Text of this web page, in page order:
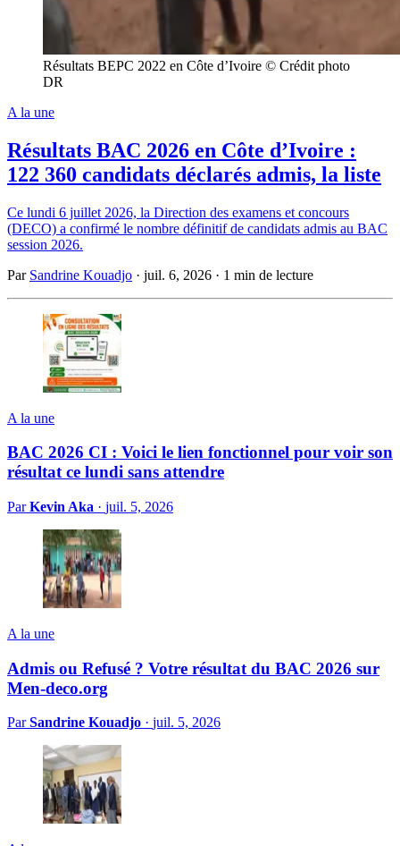
Résultats BEPC 2022 en Côte d’Ivoire © Crédit photo
DR
A la une
Résultats BAC 2026 en Côte d’Ivoire :
122 360 candidats déclarés admis, la liste
Ce lundi 6 juillet 2026, la Direction des examens et concours
(DECO) a confirmé le nombre définitif de candidats admis au BAC
session 2026.
Par Sandrine Kouadjo · juil. 6, 2026 · 1 min de lecture
A la une
BAC 2026 CI : Voici le lien fonctionnel pour voir son
résultat ce lundi sans attendre
ParKevin Aka · juil. 5, 2026
A la une
Admis ou Refusé ? Votre résultat du BAC 2026 sur
Men-deco.org
ParSandrine Kouadjo · juil. 5, 2026